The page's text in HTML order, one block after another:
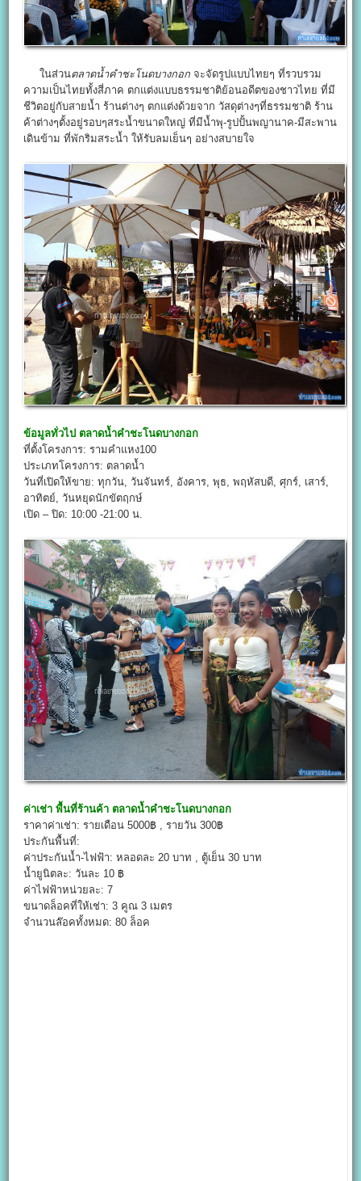
ในส่วนตลาดน้ำคำชะโนดบางกอก จะจัดรูปแบบไทยๆ ที่รวบรวม
ความเป็นไทยทั้งสี่ภาค ตกแต่งแบบธรรมชาติย้อนอดีตของชาวไทย ที่มี
ชีวิตอยู่กับสายน้ำ ร้านต่างๆ ตกแต่งด้วยจาก วัสดุต่างๆที่ธรรมชาติ ร้าน
ค้าต่างๆตั้งอยู่รอบๆสระน้ำขนาดใหญ่ ที่มีน้ำพุ-รูปปั้นพญานาค-มีสะพาน
เดินข้าม ที่พักริมสระน้ำ ให้รับลมเย็นๆ อย่างสบายใจ
ข้อมูลทั่วไป ตลาดน้ำคำชะโนดบางกอก
ที่ตั้งโครงการ: รามคำแหง100
ประเภทโครงการ: ตลาดน้ำ
วันที่เปิดให้ขาย: ทุกวัน, วันจันทร์, อังคาร, พุธ, พฤหัสบดี, ศุกร์, เสาร์,
อาทิตย์, วันหยุดนักขัตฤกษ์
เปิด – ปิด: 10:00 -21:00 น.
ค่าเช่า พื้นที่ร้านค้า ตลาดน้ำคำชะโนดบางกอก
ราคาค่าเช่า: รายเดือน 5000฿ , รายวัน 300฿
ประกันพื้นที่:
ค่าประกันน้ำ-ไฟฟ้า: หลอดละ 20 บาท , ตู้เย็น 30 บาท
น้ำยูนิตละ: วันละ 10 ฿
ค่าไฟฟ้าหน่วยละ: 7
ขนาดล็อคที่ให้เช่า: 3 คูณ 3 เมตร
จำนวนล๊อคทั้งหมด: 80 ล็อค